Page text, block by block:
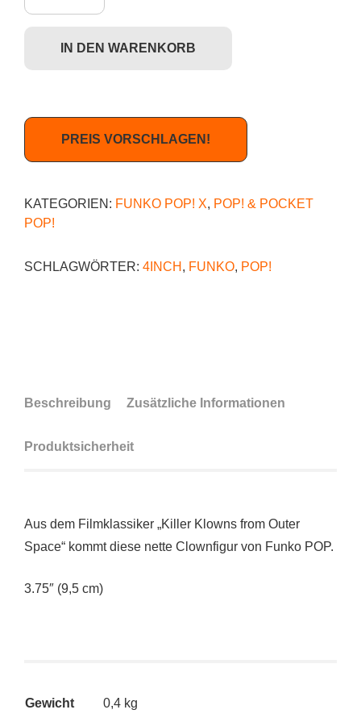
IN DEN WARENKORB
PREIS VORSCHLAGEN!
KATEGORIEN: FUNKO POP! X, POP! & POCKET
POP!
SCHLAGWÖRTER: 4INCH , FUNKO, POP!
Beschreibung Zusätzliche Informationen
Produktsicherheit
Aus dem Filmklassiker „Killer Klowns from Outer
Space“ kommt diese nette Clownfigur von Funko POP.
3.75″ (9,5 cm)
Gewicht 0,4 kg